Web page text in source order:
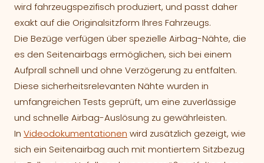
wird fahrzeugspezifisch produziert, und passt daher
exakt auf die Originalsitzform Ihres Fahrzeugs.
Die Bezüge verfügen über spezielle Airbag-Nähte, die
es den Seitenairbags ermöglichen, sich bei einem
Aufprall schnell und ohne Verzögerung zu entfalten.
Diese sicherheitsrelevanten Nähte wurden in
umfangreichen Tests geprüft, um eine zuverlässige
und schnelle Airbag-Auslösung zu gewährleisten.
In Videodokumentationen wird zusätzlich gezeigt, wie
sich ein Seitenairbag auch mit montiertem Sitzbezug